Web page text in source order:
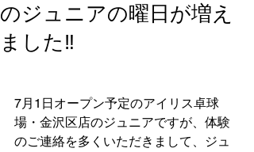
のジュニアの曜日が増え
ました‼
7月1日オープン予定のアイリス卓球
場・金沢区店のジュニアですが、体験
のご連絡を多くいただきまして、ジュ